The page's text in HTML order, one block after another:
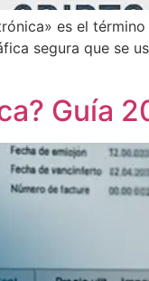
es el
segura que se
Guía